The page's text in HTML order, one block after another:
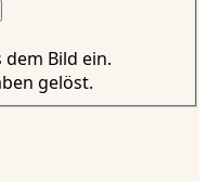
dem Bild ein.
gelöst.